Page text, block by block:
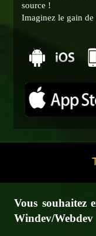
source !
Imaginez le gain de
Vous souhaitez
Windev/